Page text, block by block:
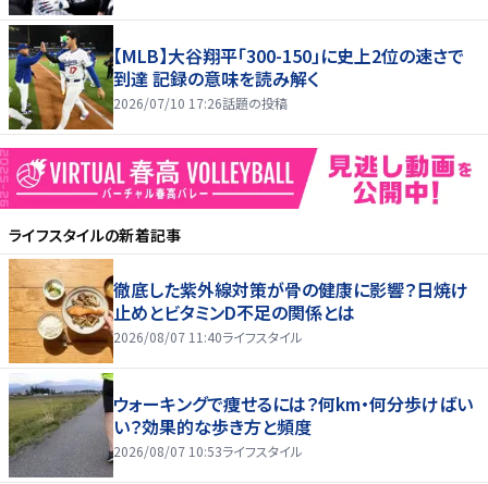
【MLB】大谷翔平「300-150」に史上2位の速さで
到達 記録の意味を読み解く
2026/07/10 17:26話題の投稿
ライフスタイルの新着記事
徹底した紫外線対策が骨の健康に影響？日焼け
止めとビタミンD不足の関係とは
2026/08/07 11:40ライフスタイル
ウォーキングで痩せるには？何km・何分歩けばい
い？効果的な歩き方と頻度
2026/08/07 10:53ライフスタイル